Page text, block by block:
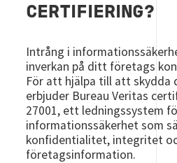
CERTIFIERING?
Intrång i
inverkan på ditt företags
För att hjälpa till att skydda
erbjuder Bureau Veritas
27001, ett ledningssystem
informationssäkerhet som
konfidentialitet, integritet
företagsinformation.